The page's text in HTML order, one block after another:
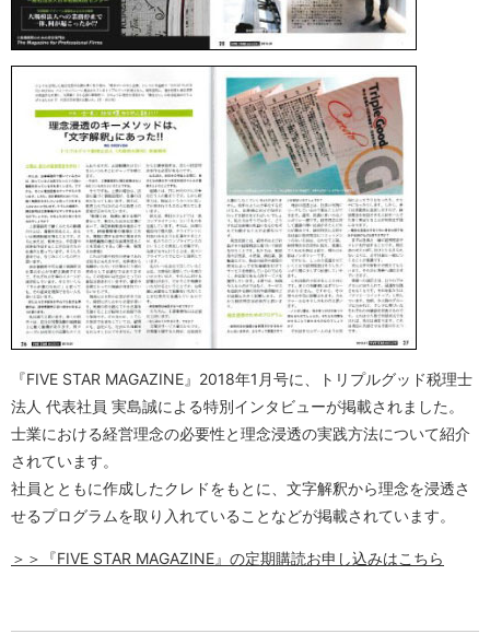
『FIVE STAR MAGAZINE』2018年1月号に、トリプルグッド税理士
法人 代表社員 実島誠による特別インタビューが掲載されました。
士業における経営理念の必要性と理念浸透の実践方法について紹介
されています。
社員とともに作成したクレドをもとに、文字解釈から理念を浸透さ
せるプログラムを取り入れていることなどが掲載されています。
＞＞『FIVE STAR MAGAZINE』の定期購読お申し込みはこちら